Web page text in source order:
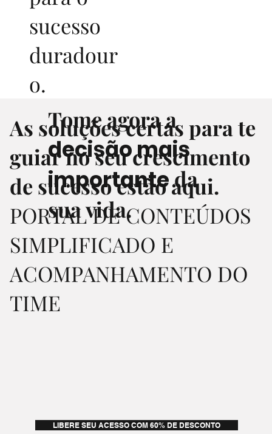
sucesso
duradour
o.
Tome agora a
decisão mais
importanteda
sua vida.
As soluções certas para te
guiar no seu crescimento
de sucesso estão aqui.
PORTAL DE CONTEÚDOS
SIMPLIFICADO E
ACOMPANHAMENTO DO
TIME
LIBERE SEU ACESSO COM 60% DE DESCONTO